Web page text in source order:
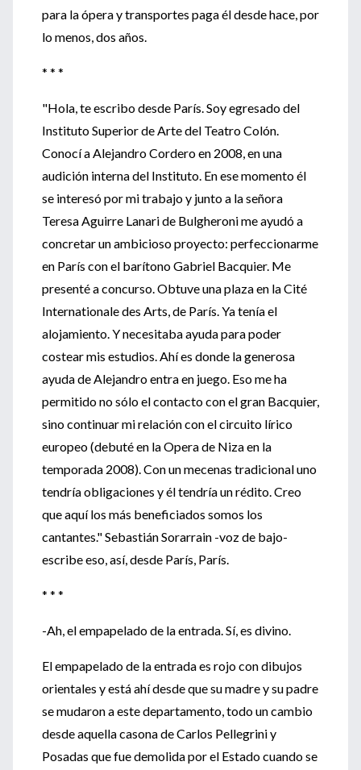
para la ópera y transportes paga él desde hace, por
lo menos, dos años.
* * *
"Hola, te escribo desde París. Soy egresado del
Instituto Superior de Arte del Teatro Colón.
Conocí a Alejandro Cordero en 2008, en una
audición interna del Instituto. En ese momento él
se interesó por mi trabajo y junto a la señora
Teresa Aguirre Lanari de Bulgheroni me ayudó a
concretar un ambicioso proyecto: perfeccionarme
en París con el barítono Gabriel Bacquier. Me
presenté a concurso. Obtuve una plaza en la Cité
Internationale des Arts, de París. Ya tenía el
alojamiento. Y necesitaba ayuda para poder
costear mis estudios. Ahí es donde la generosa
ayuda de Alejandro entra en juego. Eso me ha
permitido no sólo el contacto con el gran Bacquier,
sino continuar mi relación con el circuito lírico
europeo (debuté en la Opera de Niza en la
temporada 2008). Con un mecenas tradicional uno
tendría obligaciones y él tendría un rédito. Creo
que aquí los más beneficiados somos los
cantantes." Sebastián Sorarrain -voz de bajo-
escribe eso, así, desde París, París.
* * *
-Ah, el empapelado de la entrada. Sí, es divino.
El empapelado de la entrada es rojo con dibujos
orientales y está ahí desde que su madre y su padre
se mudaron a este departamento, todo un cambio
desde aquella casona de Carlos Pellegrini y
Posadas que fue demolida por el Estado cuando se